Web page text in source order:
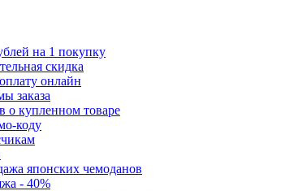
на 1 покупку
скидка
онлайн
заказа
о купленном товаре
коду
японских чемоданов
- 40%